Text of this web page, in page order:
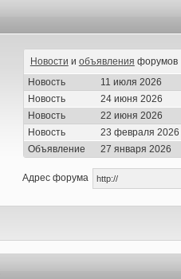
Новости и объявления форумов
Новость
11 июля 2026
Новость
24 июня 2026
Новость
22 июня 2026
Новость
23 февраля 2026
Объявление
27 января 2026
Адрес форума